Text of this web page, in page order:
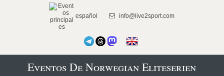
español info@live2sport.com
Eventos De Norwegian Eliteserien